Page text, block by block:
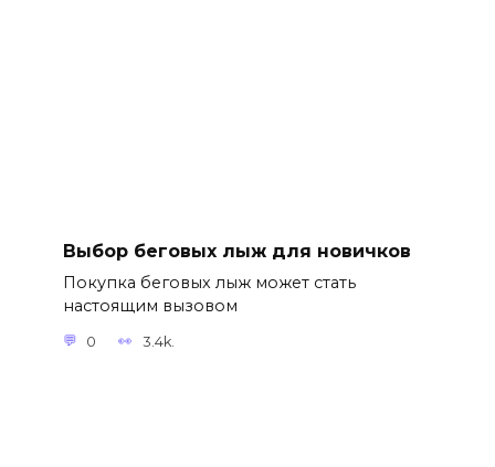
Выбор беговых лыж для новичков
Покупка беговых лыж может стать
настоящим вызовом
0 3.4k.